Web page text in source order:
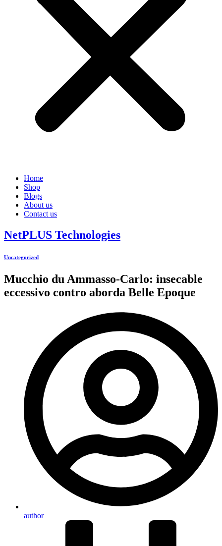
Home
Shop
Blogs
About us
Contact us
NetPLUS Technologies
Uncategorized
Mucchio du Ammasso-Carlo: insecable
eccessivo contro aborda Belle Epoque
author